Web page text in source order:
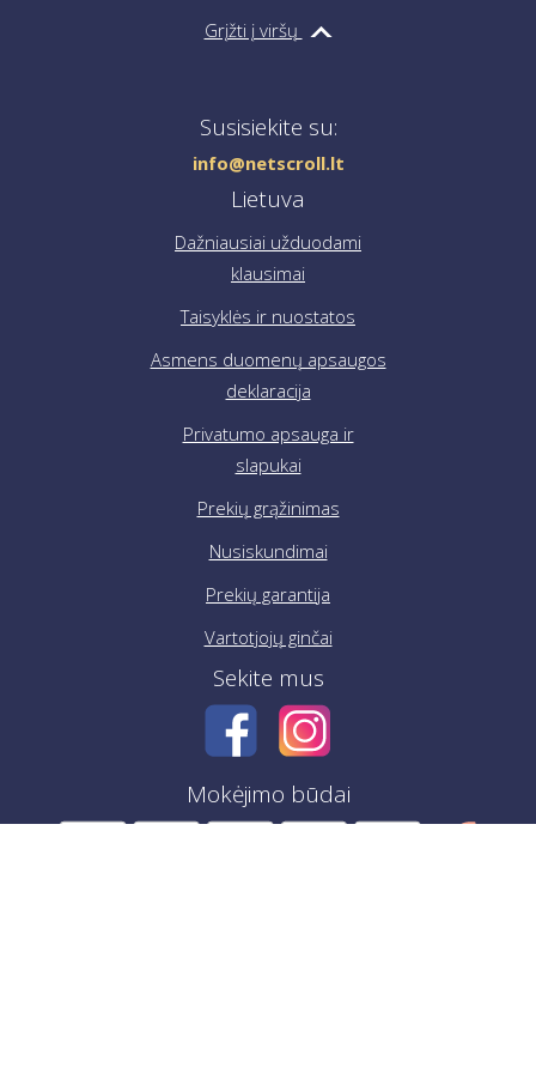
ir savo duomenimis.Grįžti į viršų
Susisiekite su:
info@netscroll.lt
Lietuva
Dažniausiai užduodami
klausimai
Taisyklės ir nuostatos
Asmens duomenų apsaugos
deklaracija
Privatumo apsauga ir
slapukai
Prekių grąžinimas
Nusiskundimai
Prekių garantija
Vartotjojų ginčai
Sekite mus
Mokėjimo būdai